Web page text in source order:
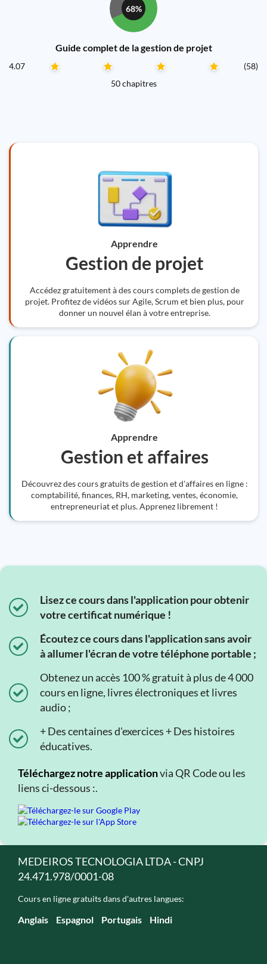
68%
Guide complet de la gestion de projet
4.07
(58)
50 chapitres
Apprendre
Gestion de projet
Accédez gratuitement à des cours complets de gestion de
projet. Profitez de vidéos sur Agile, Scrum et bien plus, pour
donner un nouvel élan à votre entreprise.
Apprendre
Gestion et affaires
Découvrez des cours gratuits de gestion et d'affaires en ligne :
comptabilité, finances, RH, marketing, ventes, économie,
entrepreneuriat et plus. Apprenez librement !
Lisez ce cours dans l'application pour obtenir
votre certificat numérique !
Écoutez ce cours dans l'application sans avoir
à allumer l'écran de votre téléphone portable ;
Obtenez un accès 100 % gratuit à plus de 4 000
cours en ligne, livres électroniques et livres
audio ;
+ Des centaines d'exercices + Des histoires
éducatives.
Téléchargez notre applicationvia QR Code ou les
liens ci-dessous :.
MEDEIROS TECNOLOGIA LTDA - CNPJ
24.471.978/0001-08
Cours en ligne gratuits dans d'autres langues:
Anglais Espagnol Portugais Hindi